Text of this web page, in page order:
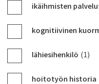
ikäihmisten
kognitiivinen
lähiesihenkilö (1)
hoitotyön historia